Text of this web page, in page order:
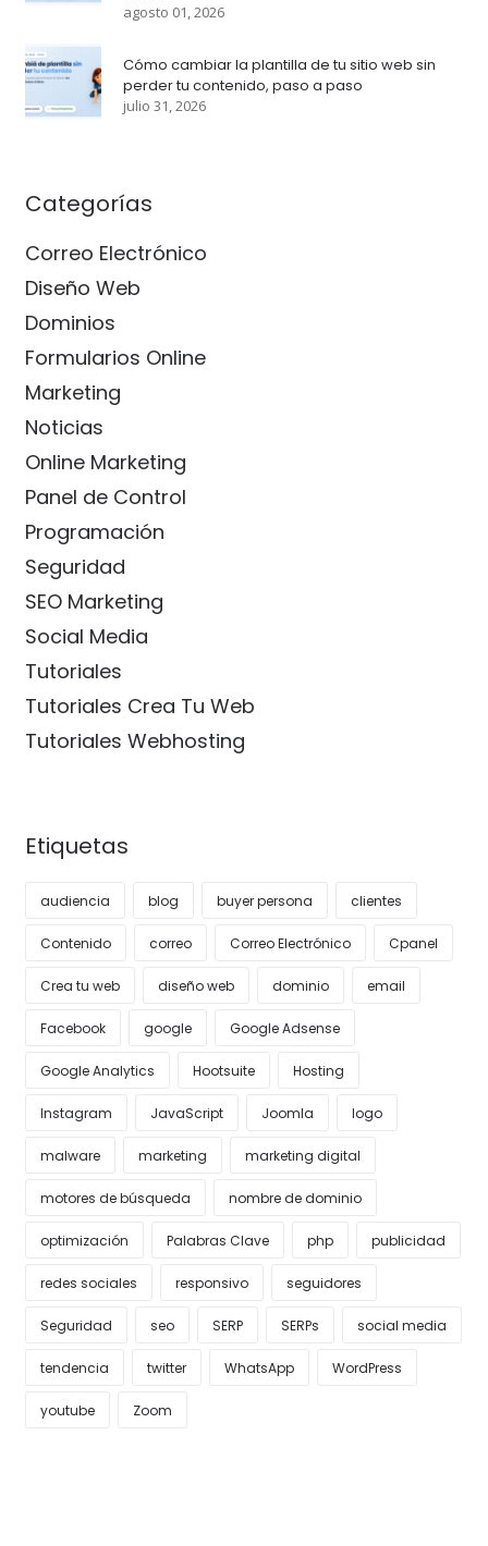
agosto 01, 2026
Cómo cambiar la plantilla de tu sitio web sin
perder tu contenido, paso a paso
julio 31, 2026
Categorías
Correo Electrónico
Diseño Web
Dominios
Formularios Online
Marketing
Noticias
Online Marketing
Panel de Control
Programación
Seguridad
SEO Marketing
Social Media
Tutoriales
Tutoriales Crea Tu Web
Tutoriales Webhosting
Etiquetas
audiencia blog buyer persona clientes
Contenido correo Correo Electrónico Cpanel
Crea tu web diseño web dominio email
Facebook google Google Adsense
Google Analytics Hootsuite Hosting
Instagram JavaScript Joomla logo
malware marketing marketing digital
motores de búsqueda nombre de dominio
optimización Palabras Clave php publicidad
redes sociales responsivo seguidores
Seguridad seo SERP SERPs social media
tendencia twitter WhatsApp WordPress
youtube Zoom